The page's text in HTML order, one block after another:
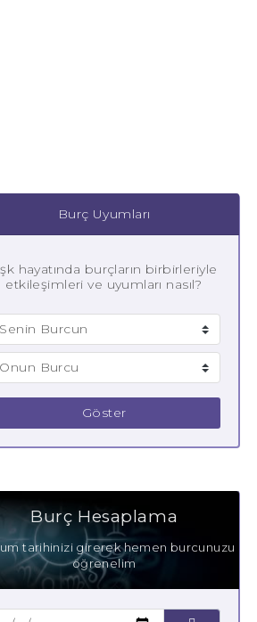
Burç Uyumları
hayatında burçların birbirleriyle
etkileşimleri ve uyumları nasıl?
Göster
Burç Hesaplama
tarihinizi girerek hemen burcunuzu
öğrenelim